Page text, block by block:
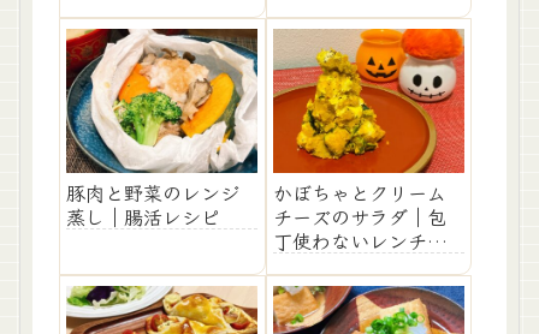
せ」レシピ
豚肉と野菜のレンジ
蒸し｜腸活レシピ
かぼちゃとクリーム
チーズのサラダ｜包
丁使わないレンチン